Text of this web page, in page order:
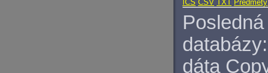
ICS CSV TXT Predmety
databázy:
dáta